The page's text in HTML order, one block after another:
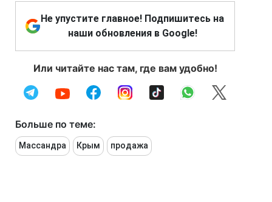
Не упустите главное! Подпишитесь на
наши обновления в Google!
Или читайте нас там, где вам удобно!
Больше по теме:
Массандра Крым продажа